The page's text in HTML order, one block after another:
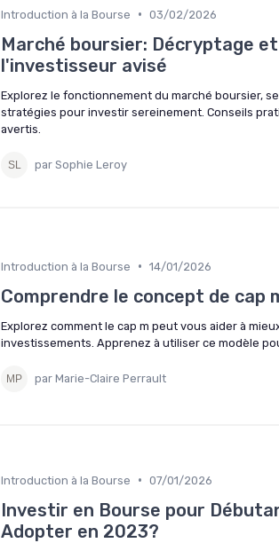
Introduction à la Bourse • 03/02/2026
Marché boursier: Décryptage
l'investisseur avisé
Explorez le fonctionnement du marché boursier,
stratégies pour investir sereinement. Conseils
avertis.
par Sophie Leroy
Introduction à la Bourse • 14/01/2026
Comprendre le concept de cap
Explorez comment le cap m peut vous aider à
investissements. Apprenez à utiliser ce modèle
par Marie-Claire Perrault
Introduction à la Bourse • 07/01/2026
Investir en Bourse pour
Adopter en 2023?